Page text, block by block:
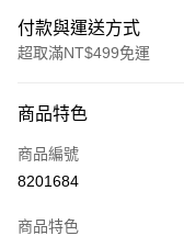
付款與運送方式
超取滿NT$499免運
信用卡一次付款
ATM付款
運送方式
商品特色
商品編號
8201684
商品特色